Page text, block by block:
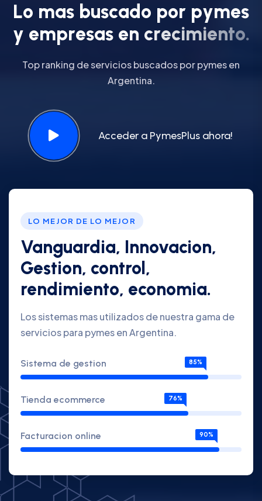
Lo mas buscado por pymes
y empresas en crecimiento.
Top ranking de servicios buscados por pymes en
Argentina.
Acceder a PymesPlus ahora!
LO MEJOR DE LO MEJOR
Vanguardia, Innovacion,
Gestion, control,
rendimiento, economia.
Los sistemas mas utilizados de nuestra gama de
servicios para pymes en Argentina.
Sistema de gestion 85%
Tienda ecommerce 76%
Facturacion online 90%